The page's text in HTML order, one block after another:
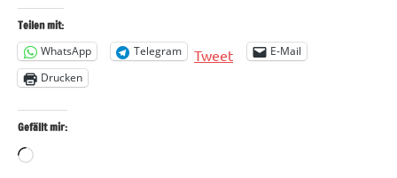
Teilen mit:
WhatsApp
Telegram Tweet
E-Mail
Drucken
Gefällt mir:
Wird